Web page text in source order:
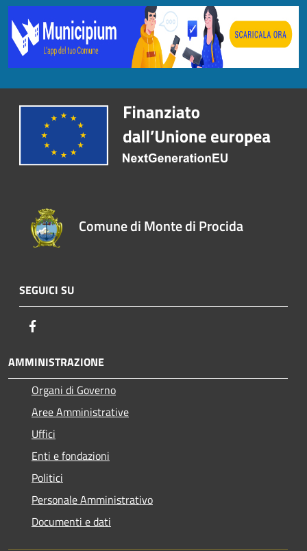
Comune di Monte di Procida
SEGUICI SU
AMMINISTRAZIONE
Organi di Governo
Aree Amministrative
Uffici
Enti e fondazioni
Politici
Personale Amministrativo
Documenti e dati